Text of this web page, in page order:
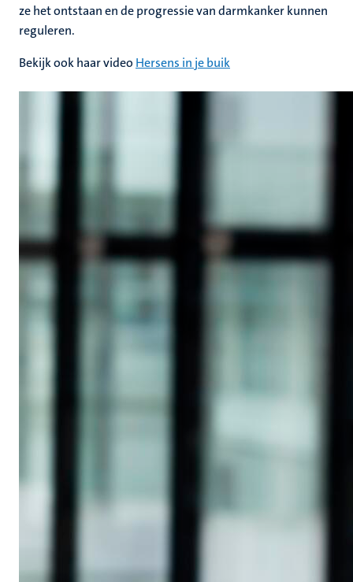
ze het ontstaan en de progressie van darmkanker kunnen
reguleren.
Bekijk ook haar video Hersens in je buik